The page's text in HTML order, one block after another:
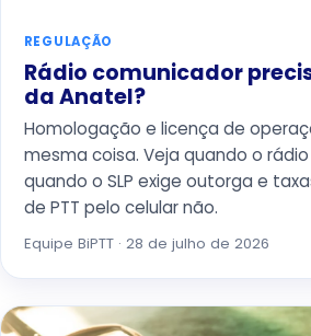
REGULAÇÃO
Rádio comunicador
da Anatel?
Homologação e licença de
mesma coisa. Veja quando o
quando o SLP exige outorga e
de PTT pelo celular não.
Equipe BiPTT · 28 de julho de 2026